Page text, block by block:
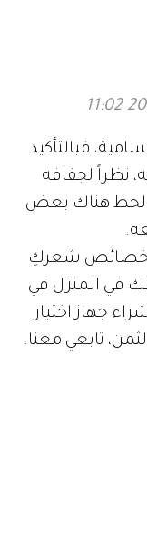
فبالتأكيد
نظراً لجفافه
الحظ هناك بعض
خصائص شعركِ
في المنزل في
جهاز اختبار
تابعي معنا.